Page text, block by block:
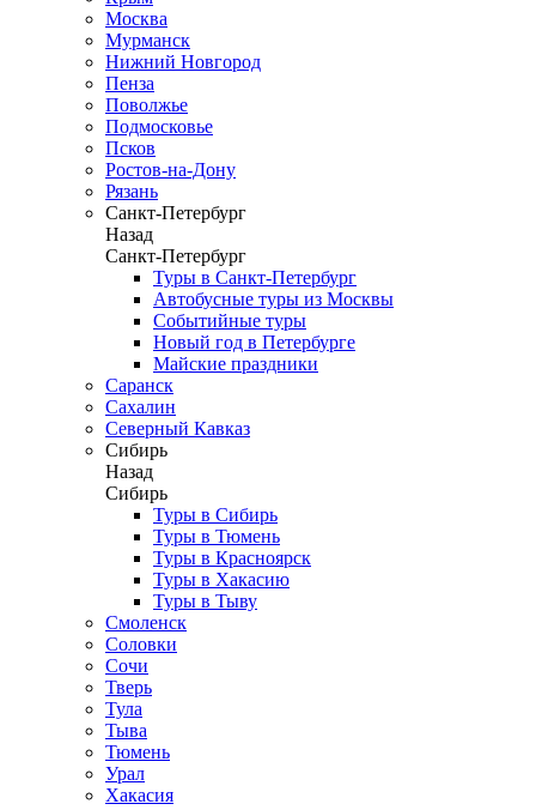
Москва
Мурманск
Нижний Новгород
Пенза
Поволжье
Подмосковье
Псков
Ростов-на-Дону
Рязань
Санкт-Петербург
Назад
Санкт-Петербург
Туры в Санкт-Петербург
Автобусные туры из Москвы
Событийные туры
Новый год в Петербурге
Майские праздники
Саранск
Сахалин
Северный Кавказ
Сибирь
Назад
Сибирь
Туры в Сибирь
Туры в Тюмень
Туры в Красноярск
Туры в Хакасию
Туры в Тыву
Смоленск
Соловки
Сочи
Тверь
Тула
Тыва
Тюмень
Урал
Хакасия